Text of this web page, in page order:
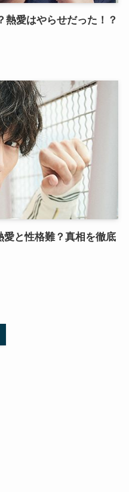
愛はやらせだった！？
と性格難？真相を徹底